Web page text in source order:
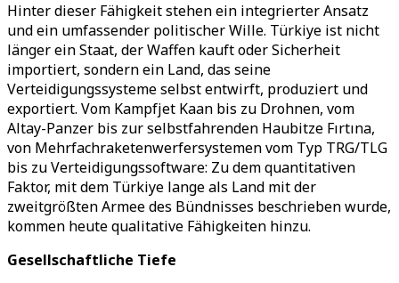
Hinter dieser Fähigkeit stehen ein integrierter Ansatz
und ein umfassender politischer Wille. Türkiye ist nicht
länger ein Staat, der Waffen kauft oder Sicherheit
importiert, sondern ein Land, das seine
Verteidigungssysteme selbst entwirft, produziert und
exportiert. Vom Kampfjet Kaan bis zu Drohnen, vom
Altay-Panzer bis zur selbstfahrenden Haubitze Fırtına,
von Mehrfachraketenwerfersystemen vom Typ TRG/TLG
bis zu Verteidigungssoftware: Zu dem quantitativen
Faktor, mit dem Türkiye lange als Land mit der
zweitgrößten Armee des Bündnisses beschrieben wurde,
kommen heute qualitative Fähigkeiten hinzu.
Gesellschaftliche Tiefe